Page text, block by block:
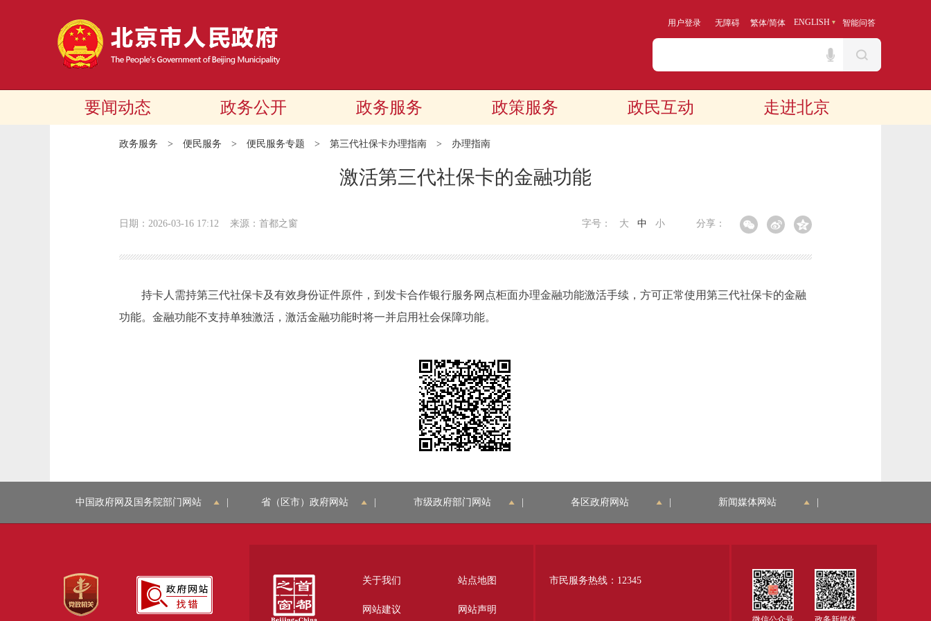
用户登录 无障碍 繁体/简体 ENGLISH 智能问答
要闻动态 政务公开 政务服务 政策服务 政民互动 走进北京
政务服务 > 便民服务 > 便民服务专题 > 第三代社保卡办理指南 > 办理指南
激活第三代社保卡的金融功能
日期：2026-03-16 17:12 来源：首都之窗 分享：
字号： 大 中 小
持卡人需持第三代社保卡及有效身份证件原件，到发卡合作银行服务网点柜面办理金融功能激活手续，方可正常使用第三代社保卡的金融
功能。金融功能不支持单独激活，激活金融功能时将一并启用社会保障功能。
中国政府网及国务院部门网站 省（区市）政府网站 市级政府部门网站 各区政府网站 新闻媒体网站
关于我们 站点地图
网站建议 网站声明
市民服务热线：12345